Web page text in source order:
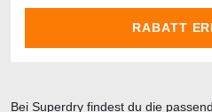
RABATT
Bei Superdry findest du die